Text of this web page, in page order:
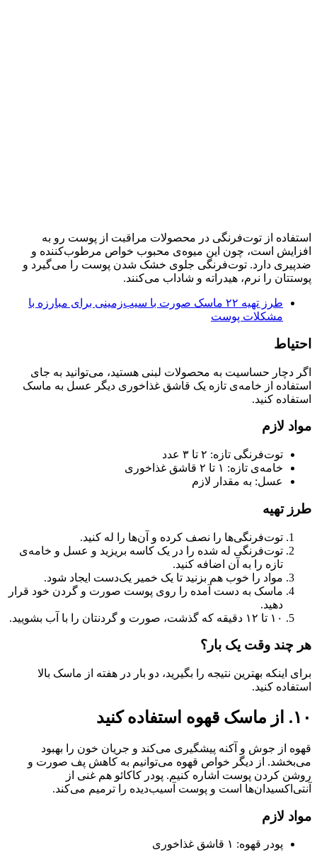
استفاده از توت‌فرنگی در محصولات مراقبت از پوست رو به
افزایش است، چون این میوه‌ی محبوب خواص مرطوب‌کننده و
ضدپیری دارد. توت‌فرنگی جلوی خشک شدن پوست را می‌گیرد و
پوستتان را نرم، هیدراته و شاداب می‌کنند.
طرز تهیه ۲۲ ماسک صورت با سیب‌زمینی برای مبارزه با
مشکلات پوست
احتیاط
اگر دچار حساسیت به محصولات لبنی هستید، می‌توانید به جای
استفاده از خامه‌ی تازه یک قاشق غذاخوری دیگر عسل به ماسک
استفاده کنید.
مواد لازم
توت‌فرنگی تازه: ۲ تا ۳ عدد
خامه‌ی تازه: ۱ تا ۲ قاشق غذاخوری
عسل: به مقدار لازم
طرز تهیه
توت‌فرنگی‌ها را نصف کرده و آن‌ها را له کنید.
توت‌فرنگی له شده را در یک کاسه بریزید و عسل و خامه‌ی
تازه را به آن اضافه کنید.
مواد را خوب هم بزنید تا یک خمیر یک‌دست ایجاد شود.
ماسک به دست آمده را روی پوست صورت و گردن خود قرار
دهید.
۱۰ تا ۱۲ دقیقه که گذشت، صورت و گردنتان را با آب بشویید.
هر چند وقت یک بار؟
برای اینکه بهترین نتیجه را بگیرید، دو بار در هفته از ماسک بالا
استفاده کنید.
۱۰. از ماسک قهوه استفاده کنید
قهوه از جوش و آکنه پیشگیری می‌کند و جریان خون را بهبود
می‌بخشد. از دیگر خواص قهوه می‌توانیم به کاهش پف صورت و
روشن کردن پوست اشاره کنیم. پودر کاکائو هم غنی از
آنتی‌اکسیدان‌ها است و پوست آسیب‌دیده را ترمیم می‌کند.
مواد لازم
پودر قهوه: ۱ قاشق غذاخوری